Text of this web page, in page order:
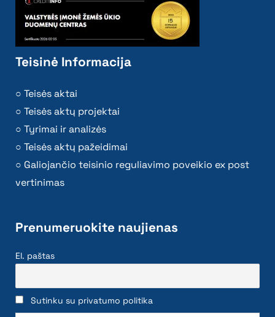
Teisinė Informacija
Teisės aktai
Teisės aktų projektai
Tyrimai ir analizės
Teisės aktų pažeidimai
Galiojančio teisinio reguliavimo poveikio ex post
vertinimas
Prenumeruokite naujienas
El. paštas
Sutinku su privatumo politika